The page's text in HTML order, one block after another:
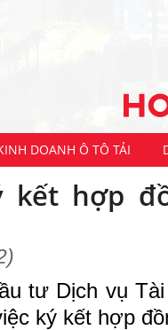
DOANH Ô TÔ TẢI
kết hợp
tư Dịch vụ
ký kết hợp